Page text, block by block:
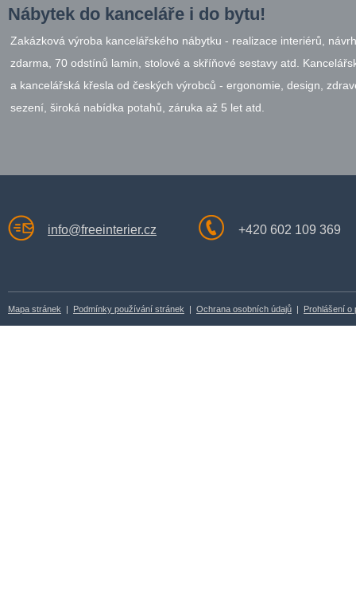
Nábytek do kanceláře i do bytu!
Zakázková výroba kancelářského nábytku - realizace interiérů,
zdarma, 70 odstínů lamin, stolové a skříňové sestavy atd.
a kancelářská křesla od českých výrobců - ergonomie, design,
sezení, široká nabídka potahů, záruka až 5 let atd.
info@freeinterier.cz +420 602 109 369
Mapa stránek | Podmínky používání stránek | Ochrana osobních údajů | Prohlášení o